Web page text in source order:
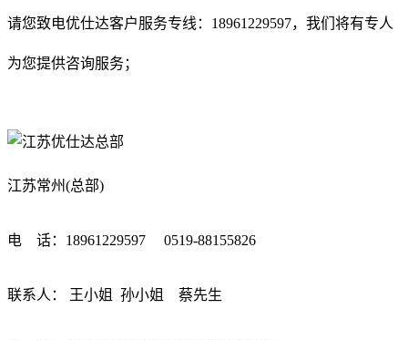
请您致电优仕达客户服务专线： 18961229597，我们将有专人
为您提供咨询服务；
江苏常州(总部)
电 话：18961229597 0519-88155826
联系人： 王小姐 孙小姐 蔡先生